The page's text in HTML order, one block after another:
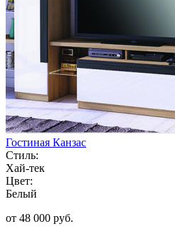
Гостиная Канзас
Стиль:
Хай-тек
Цвет:
Белый
от 48 000 руб.